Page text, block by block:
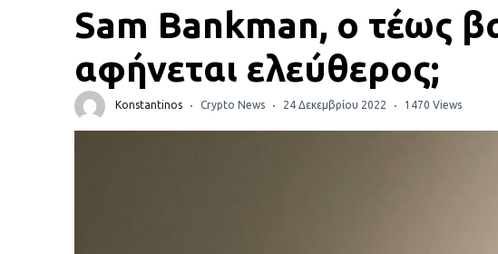
Sam Bankman, ο τέως
αφήνεται ελεύθερος;
Konstantinos Crypto News 24 Δεκεμβρίου 2022 1470 Views
Πορτοφόλια Κρυπτονομισμάτων
Metamask τι είναι και πως λειτουργεί αυτό το
πορτοφόλι;
Τι είναι τα NFTs